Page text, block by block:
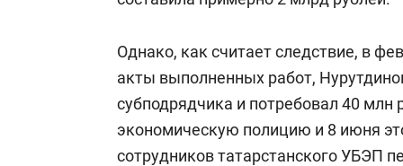
Однако, как считает следствие, в
акты выполненных работ,
субподрядчика и потребовал 40 млн
экономическую полицию и 8 июня
сотрудников татарстанского УБЭП